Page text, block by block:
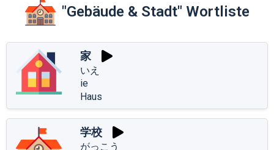
"Gebäude & Stadt" Wortliste
家
いえ
ie
Haus
学校
がっこう